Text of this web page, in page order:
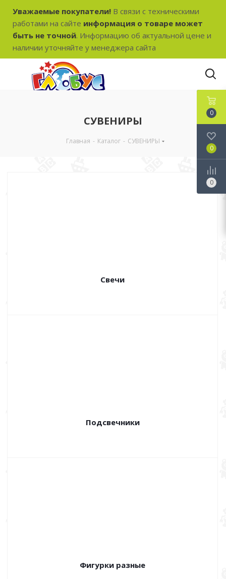
Уважаемые покупатели! В связи с техническими
работами на сайте информация о товаре может
быть не точной. Информацию об актуальной цене и
наличии уточняйте у менеджера сайта
СУВЕНИРЫ
Главная - Каталог - СУВЕНИРЫ
Свечи
Подсвечники
Фигурки разные
0
0
0